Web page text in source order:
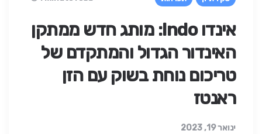
אינדו Indo: מותג חדש ממתקן
האינדור הגדול והמתקדם של
טריכום נוחת בשוק עם הזן
ראנטז
ינואר 19, 2023